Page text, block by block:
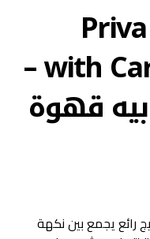
with Caramel Package –
قهوة
رائع يجمع بين نكهة